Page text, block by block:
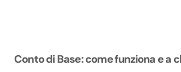
Conto di Base: come funziona e a